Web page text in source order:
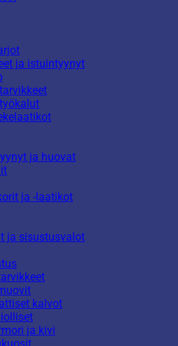
ja istuintyynyt
ja huovat
ja -laatikot
ja sisustusvalot
kalvot
ja kivi